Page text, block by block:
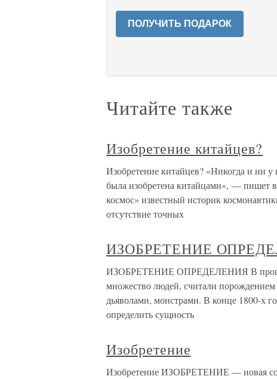
ПОЛУЧИТЬ ПОДАРОК
Читайте также
Изобретение китайцев?
Изобретение китайцев? «Никогда и ни у
была изобретена китайцами», — пишет
космос» известный историк
отсутствие точных
ИЗОБРЕТЕНИЕ
ИЗОБРЕТЕНИЕ ОПРЕДЕЛЕНИЯ В
множество людей, считали
дьяволами, монстрами. В конце 1800-х
определить сущность
Изобретение
Изобретение ИЗОБРЕТЕНИЕ — новая